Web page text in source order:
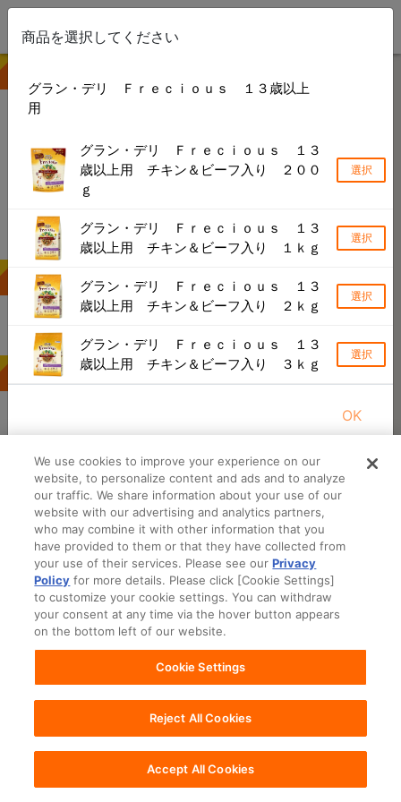
商品を選択してください
グラン・デリ Ｆｒｅｃｉｏｕｓ １３歳以上
用
グラン・デリ Ｆｒｅｃｉｏｕｓ １３
歳以上用 チキン＆ビーフ入り ２００
ｇ
選択
グラン・デリ Ｆｒｅｃｉｏｕｓ １３
歳以上用 チキン＆ビーフ入り １ｋｇ
選択
グラン・デリ Ｆｒｅｃｉｏｕｓ １３
歳以上用 チキン＆ビーフ入り ２ｋｇ
選択
グラン・デリ Ｆｒｅｃｉｏｕｓ １３
歳以上用 チキン＆ビーフ入り ３ｋｇ
選択
OK
検索できない製品や店舗がある場合があります
キーワードから探す
カテゴリーから探す
ブランドから探す
② 地名・駅名で探す
検索結果
We use cookies to improve your experience on our
website, to personalize content and ads and to analyze
our traffic. We share information about your use of our
website with our advertising and analytics partners,
who may combine it with other information that you
have provided to them or that they have collected from
your use of their services. Please see ourPrivacy
Policy for more details. Please click [Cookie Settings]
to customize your cookie settings. You can withdraw
your consent at any time via the hover button appears
on the bottom left of our website.
Cookie Settings
Reject All Cookies
Accept All Cookies